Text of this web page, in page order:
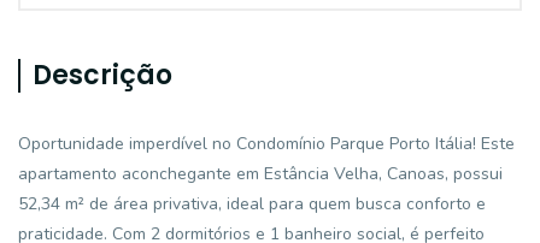
Descrição
Oportunidade imperdível no Condomínio Parque Porto Itália! Este
apartamento aconchegante em Estância Velha, Canoas, possui
52,34 m² de área privativa, ideal para quem busca conforto e
praticidade. Com 2 dormitórios e 1 banheiro social, é perfeito